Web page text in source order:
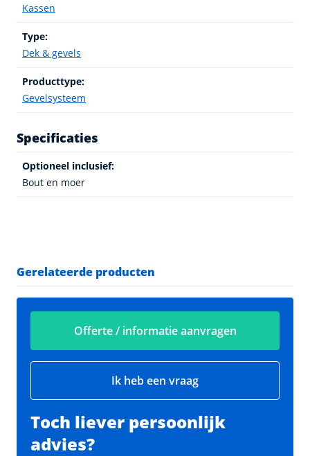
Kassen
Type:
Dek & gevels
Producttype:
Gevelsysteem
Specificaties
Optioneel inclusief:
Bout en moer
Gerelateerde producten
Offerte / informatie aanvragen
Ik heb een vraag
Toch liever persoonlijk
advies?